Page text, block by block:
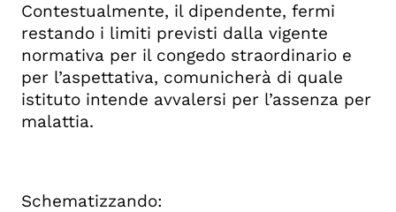
Contestualmente, il dipendente, fermi
restando i limiti previsti dalla vigente
normativa per il congedo straordinario e
per l’aspettativa, comunicherà di quale
istituto intende avvalersi per l’assenza per
malattia.
Schematizzando: